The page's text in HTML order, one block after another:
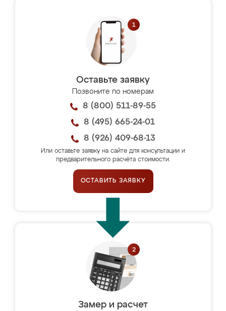
Оставьте заявку
Позвоните по номерам
8 (800) 511-89-55
8 (495) 665-24-01
8 (926) 409-68-13
Или оставьте заявку на сайте для консультации и
предварительного расчёта стоимости.
ОСТАВИТЬ ЗАЯВКУ
Замер и расчет